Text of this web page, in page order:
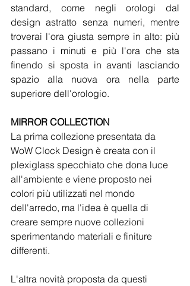
standard, come negli orologi dal
design astratto senza numeri, mentre
troverai l'ora giusta sempre in alto: più
passano i minuti e più l'ora che sta
finendo si sposta in avanti lasciando
spazio alla nuova ora nella parte
superiore dell'orologio.
MIRROR COLLECTION
La prima collezione presentata da
WoW Clock Design è creata con il
plexiglass specchiato che dona luce
all'ambiente e viene proposto nei
colori più utilizzati nel mondo
dell'arredo, ma l'idea è quella di
creare sempre nuove collezioni
sperimentando materiali e finiture
differenti.
L'altra novità proposta da questi